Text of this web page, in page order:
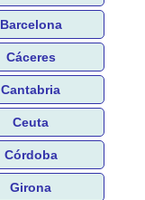
Barcelona
Cáceres
Cantabria
Ceuta
Córdoba
Girona